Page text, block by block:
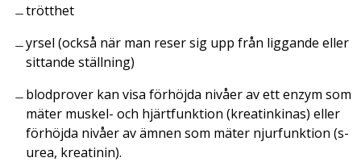
trötthet
yrsel (också när man reser sig upp från liggande eller
sittande ställning)
blodprover kan visa förhöjda nivåer av ett enzym som
mäter muskel- och hjärtfunktion (kreatinkinas) eller
förhöjda nivåer av ämnen som mäter njurfunktion (s-
urea, kreatinin).